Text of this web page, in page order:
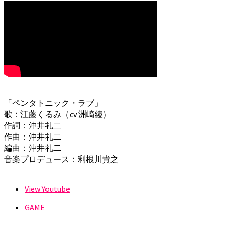
「ペンタトニック・ラブ」
歌：江藤くるみ（cv 洲崎綾）
作詞：沖井礼二
作曲：沖井礼二
編曲：沖井礼二
音楽プロデュース：利根川貴之
View Youtube
GAME